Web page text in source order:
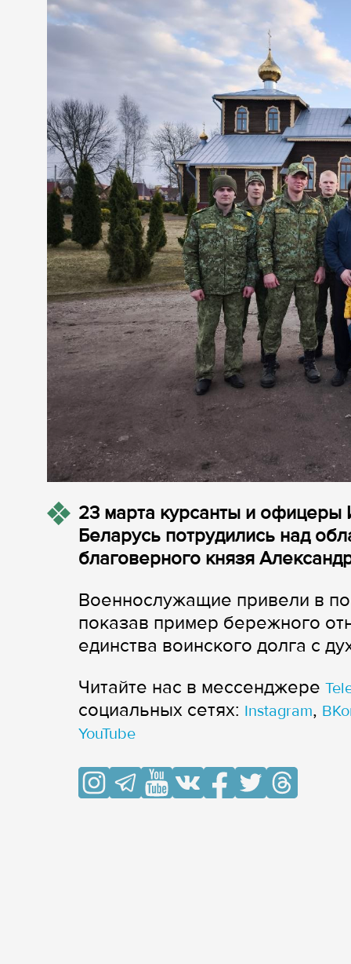
23 марта курсанты и офицеры
Беларусь потрудились над
благоверного князя
Военнослужащие привели в
показав пример бережного
единства воинского долга с
Читайте нас в мессенджере
cоциальных сетях: Instagram,
YouTube